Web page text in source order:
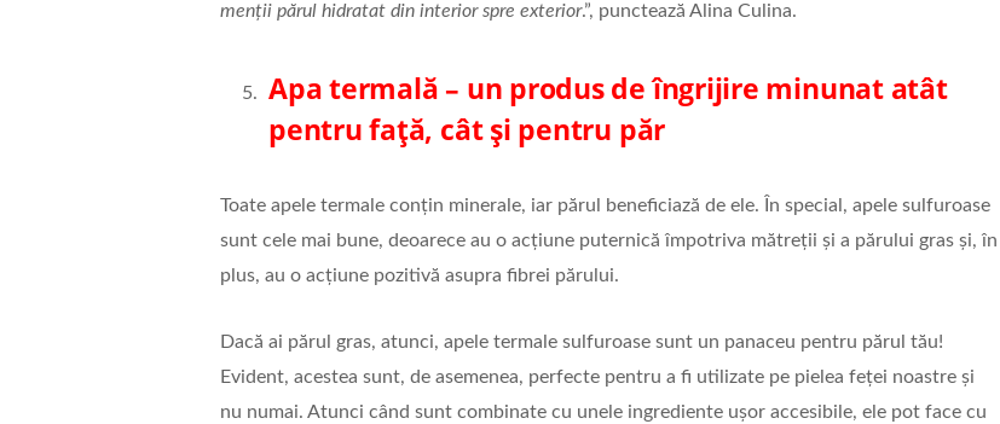
menții părul hidratat din interior spre exterior.”, punctează Alina Culina.
Apa termală – un produs de îngrijire minunat atât
pentru față, cât și pentru păr
Toate apele termale conțin minerale, iar părul beneficiază de ele. În special, apele sulfuroase
sunt cele mai bune, deoarece au o acțiune puternică împotriva mătreții și a părului gras și, în
plus, au o acțiune pozitivă asupra fibrei părului.
Dacă ai părul gras, atunci, apele termale sulfuroase sunt un panaceu pentru părul tău!
Evident, acestea sunt, de asemenea, perfecte pentru a fi utilizate pe pielea feței noastre și
nu numai. Atunci când sunt combinate cu unele ingrediente ușor accesibile, ele pot face cu